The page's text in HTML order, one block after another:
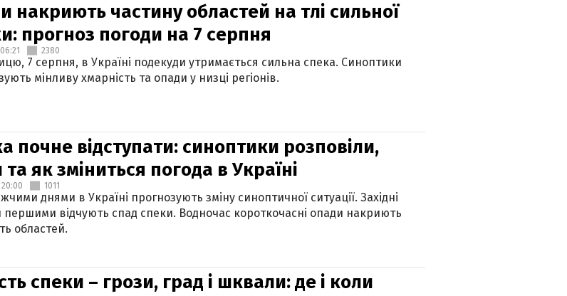
накриють частину областей на тлі сильної
прогноз погоди на 7 серпня
06:21 2380
7 серпня, в Україні подекуди утримається сильна спека. Синоптики
мінливу хмарність та опади у низці регіонів.
почне відступати: синоптики розповіли,
та як зміниться погода в Україні
20:00 1011
днями в Україні прогнозують зміну синоптичної ситуації. Західні
першими відчують спад спеки. Водночас короткочасні опади накриють
областей.
спеки – грози, град і шквали: де і коли